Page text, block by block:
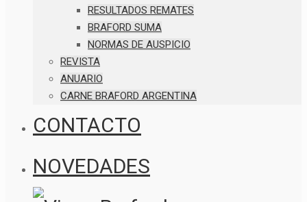
RESULTADOS REMATES
BRAFORD SUMA
NORMAS DE AUSPICIO
REVISTA
ANUARIO
CARNE BRAFORD ARGENTINA
CONTACTO
NOVEDADES